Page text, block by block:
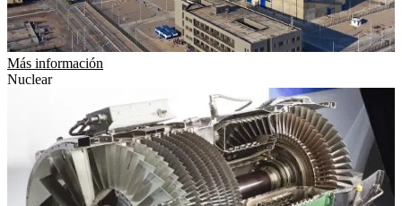
Más información
Nuclear